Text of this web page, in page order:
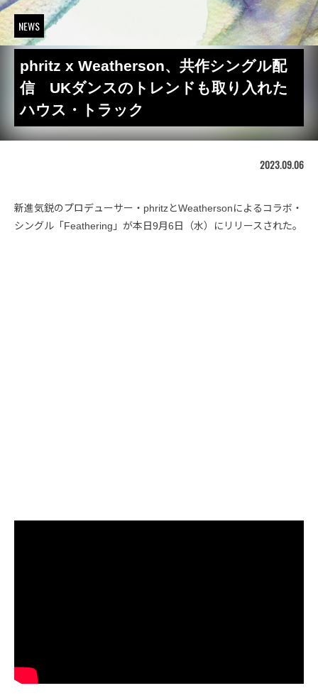
NEWS
phritz x Weatherson、共作シングル配
信 UKダンスのトレンドも取り入れた
ハウス・トラック
2023.09.06
新進気鋭のプロデューサー・phritzとWeathersonによるコラボ・
シングル「Feathering」が本日9月6日（水）にリリースされた。